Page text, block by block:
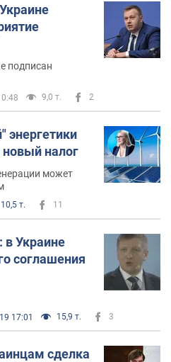
подписан
9,0 т. 2
энергетики
налог
может
10,5 т. 11
Украине
соглашения
17:01 15,9 т. 3
сделка